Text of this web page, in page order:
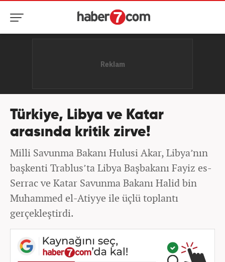
Türkiye, Libya ve Katar
arasında kritik zirve!
Milli Savunma Bakanı Hulusi Akar, Libya’nın
başkenti Trablus’ta Libya Başbakanı Fayiz es-
Serrac ve Katar Savunma Bakanı Halid bin
Muhammed el-Atiyye ile üçlü toplantı
gerçekleştirdi.